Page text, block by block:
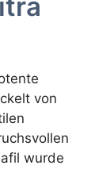
von
wurde